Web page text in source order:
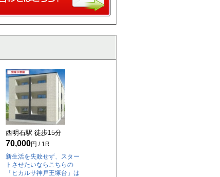
西明石駅 徒歩15分
70,000円 / 1R
新生活を失敗せず、スター
トさせたいならこちらの
「ヒカルサ神戸王塚台」は